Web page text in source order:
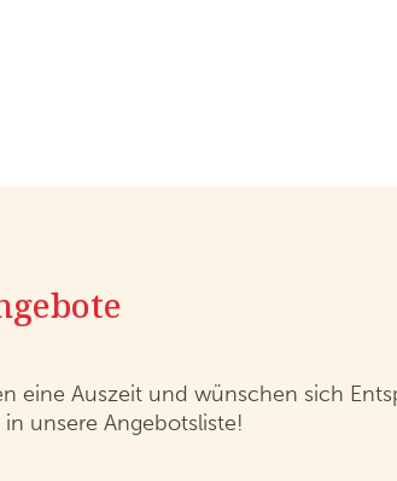
eine Auszeit und wünschen sich
unsere Angebotsliste!